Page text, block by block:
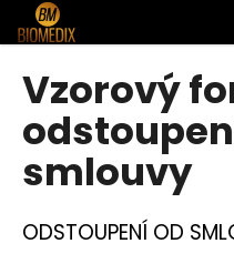
Přejít
na
obsah
Vzorový
smlouvy
ODSTOUPENÍ OD
o
C
o
p
t